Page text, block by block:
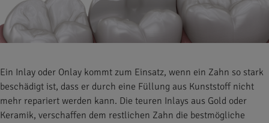
Ein Inlay oder Onlay kommt zum Einsatz, wenn ein Zahn so stark
beschädigt ist, dass er durch eine Füllung aus Kunststoff nicht
mehr repariert werden kann. Die teuren Inlays aus Gold oder
Keramik, verschaffen dem restlichen Zahn die bestmögliche